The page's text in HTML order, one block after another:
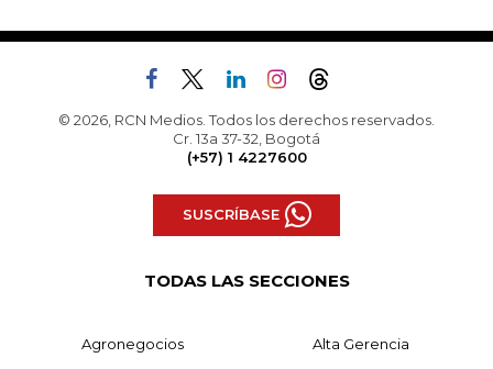
© 2026, RCN Medios. Todos los derechos reservados.
Cr. 13a 37-32, Bogotá
(+57) 1 4227600
SUSCRÍBASE
TODAS LAS SECCIONES
Agronegocios Alta Gerencia